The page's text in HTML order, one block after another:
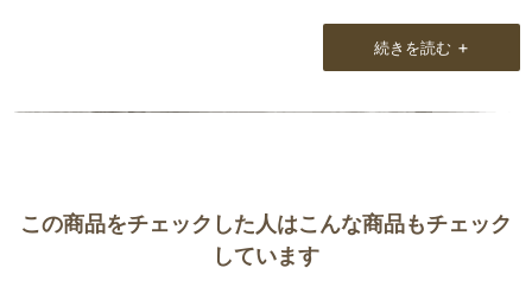
どのストールも発色が素敵で綺麗なので見ているだけでも幸せな気
又ブログからお二人の人柄がしっかり伝わり、それが品物と配送迄
いので、宜しくお願い致します。
先日丸井で購入させて頂いたストールは自分用には初めてのコット
続きを読む +
この商品をチェックした人はこんな商品もチェック
しています